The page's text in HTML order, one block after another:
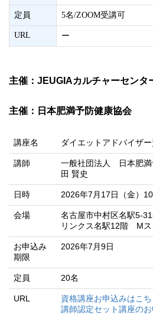
定員 5名/ZOOM受講可
URL ー
主催：JEUGIAカルチャーセンタ
主催：日本肥満予防健康協会
講座名 ダイエットアドバイザ
講師
一般社団法人 日本肥
田 賢史
日時 2026年7月17日（金）
会場
名古屋市中村区名駅5-
リンクス名駅12階 Mス
お申込み
期限
2026年7月9日
定員 20名
URL
資格講座お申込みはこち
講師認定セット講座の